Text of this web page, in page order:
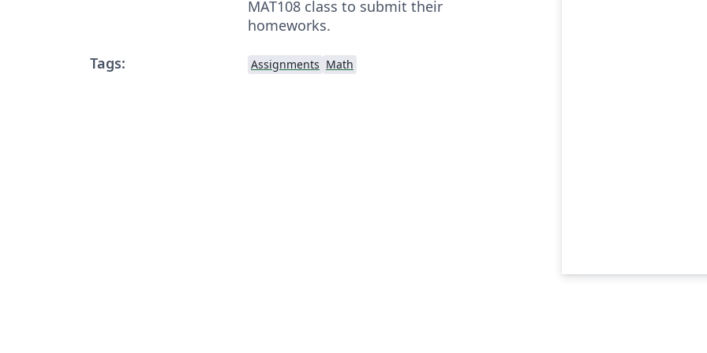
MAT108 class to submit their
homeworks.
Tags:
Assignments Math